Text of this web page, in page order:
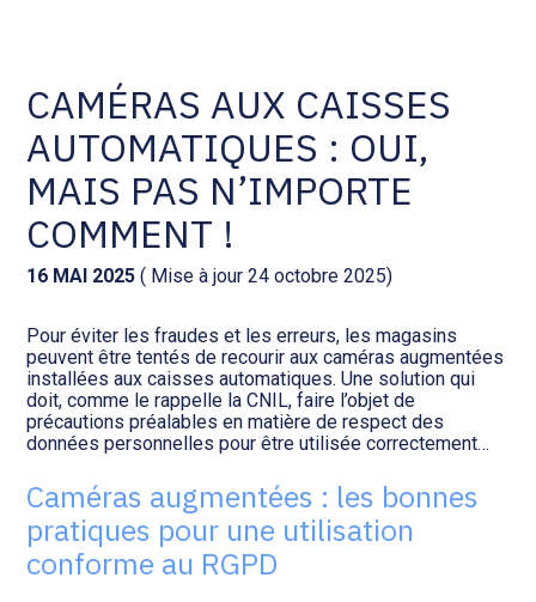
Social et ressources humaines
Assistance juridique
Pilotage d’entreprise
Audit légal
Gestion de patrimoine
Transition numérique
Tenue de votre comptabilité :
ACD
Facturation et pilotage :
EVOLIZ
Facturation et pilotage : MEG
Analyse et tableau de bord :
WAIBI
Gérer vos ressources
humaines : SILAE
CAMÉRAS AUX CAISSES
AUTOMATIQUES : OUI,
MAIS PAS N’IMPORTE
COMMENT !
16 MAI 2025 ( Mise à jour 24 octobre 2025)
Pour éviter les fraudes et les erreurs, les magasins
peuvent être tentés de recourir aux caméras augmentées
installées aux caisses automatiques. Une solution qui
doit, comme le rappelle la CNIL, faire l’objet de
précautions préalables en matière de respect des
données personnelles pour être utilisée correctement…
Caméras augmentées : les bonnes
pratiques pour une utilisation
conforme au RGPD